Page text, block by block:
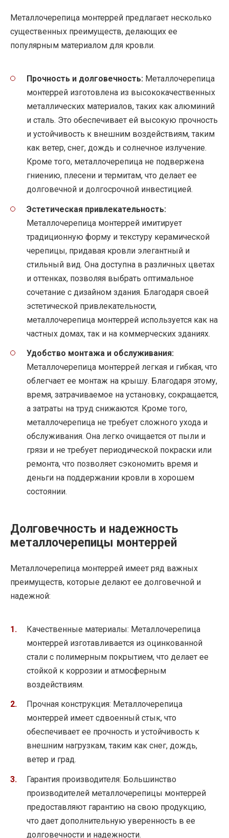
Металлочерепица монтеррей предлагает несколько
существенных преимуществ, делающих ее
популярным материалом для кровли.
Прочность и долговечность: Металлочерепица
монтеррей изготовлена из высококачественных
металлических материалов, таких как алюминий
и сталь. Это обеспечивает ей высокую прочность
и устойчивость к внешним воздействиям, таким
как ветер, снег, дождь и солнечное излучение.
Кроме того, металлочерепица не подвержена
гниению, плесени и термитам, что делает ее
долговечной и долгосрочной инвестицией.
Эстетическая привлекательность:
Металлочерепица монтеррей имитирует
традиционную форму и текстуру керамической
черепицы, придавая кровли элегантный и
стильный вид. Она доступна в различных цветах
и оттенках, позволяя выбрать оптимальное
сочетание с дизайном здания. Благодаря своей
эстетической привлекательности,
металлочерепица монтеррей используется как на
частных домах, так и на коммерческих зданиях.
Удобство монтажа и обслуживания:
Металлочерепица монтеррей легкая и гибкая, что
облегчает ее монтаж на крышу. Благодаря этому,
время, затрачиваемое на установку, сокращается,
а затраты на труд снижаются. Кроме того,
металлочерепица не требует сложного ухода и
обслуживания. Она легко очищается от пыли и
грязи и не требует периодической покраски или
ремонта, что позволяет сэкономить время и
деньги на поддержании кровли в хорошем
состоянии.
Долговечность и надежность
металлочерепицы монтеррей
Металлочерепица монтеррей имеет ряд важных
преимуществ, которые делают ее долговечной и
надежной:
Качественные материалы: Металлочерепица
монтеррей изготавливается из оцинкованной
стали с полимерным покрытием, что делает ее
стойкой к коррозии и атмосферным
воздействиям.
Прочная конструкция: Металлочерепица
монтеррей имеет сдвоенный стык, что
обеспечивает ее прочность и устойчивость к
внешним нагрузкам, таким как снег, дождь,
ветер и град.
Гарантия производителя: Большинство
производителей металлочерепицы монтеррей
предоставляют гарантию на свою продукцию,
что дает дополнительную уверенность в ее
долговечности и надежности.